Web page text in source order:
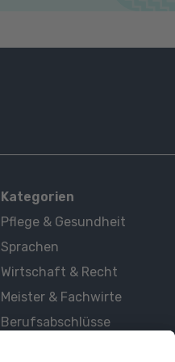
Kategorien
Pflege & Gesundheit
Sprachen
Wirtschaft & Recht
Meister & Fachwirte
Berufsabschlüsse